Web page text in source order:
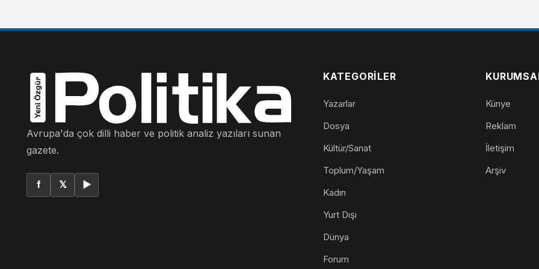
Avrupa'da çok dilli haber ve politik analiz yazıları sunan
gazete.
f 𝕏 ▶
KATEGORILER
Yazarlar
Dosya
Kültür/Sanat
Toplum/Yaşam
Kadın
Yurt Dışı
Dünya
Forum
Künye
Reklam
İletişim
Arşiv